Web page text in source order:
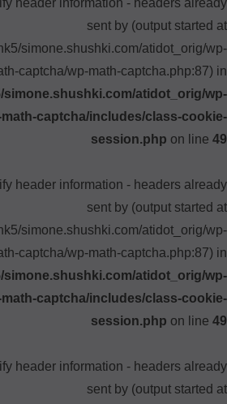
header information - headers already
sent by (output started at
simone.shushki.com/atidot_orig/wp-
captcha/wp-math-captcha.php:87) in
simone.shushki.com/atidot_orig/wp-
captcha/includes/class-cookie-
session.php on line 49
header information - headers already
sent by (output started at
simone.shushki.com/atidot_orig/wp-
captcha/wp-math-captcha.php:87) in
simone.shushki.com/atidot_orig/wp-
captcha/includes/class-cookie-
session.php on line 49
header information - headers already
sent by (output started at